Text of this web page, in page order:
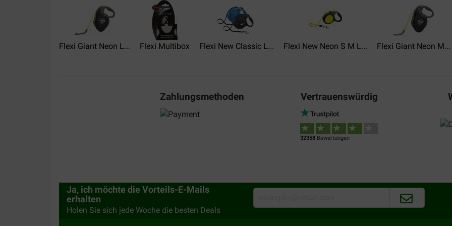
22-06-2023
Kan bedst lide at det er en line, så den er helt i top
Translate to English
Iris Bennema
Flexi Giant Neon L... Flexi Multibox Flexi New Classic L... Flexi New Neon S M L... Flexi Giant Neon M...
Zahlungsmethoden Vertrauenswürdig
32358Bewertungen
Ja, ich möchte die Vorteils-E-Mails
erhalten
Holen Sie sich jede Woche die besten Deals